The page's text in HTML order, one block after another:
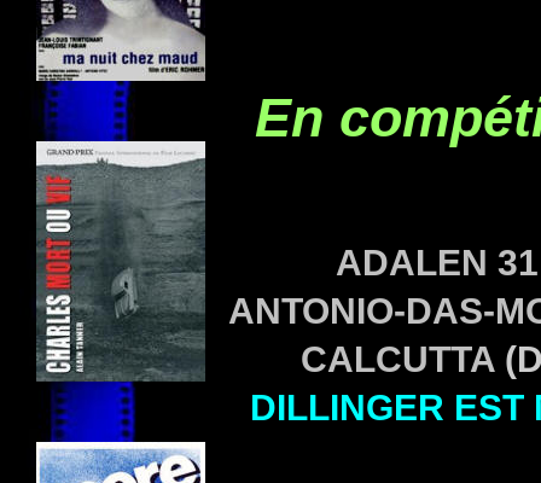
En
ADALEN
ANTONIO-DAS-
CALCUTTA
DILLINGER EST